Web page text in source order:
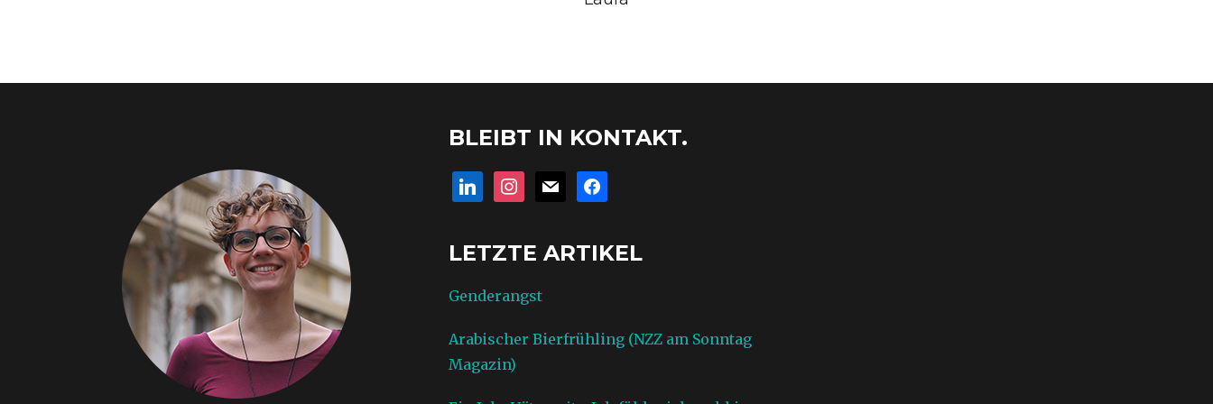
BLEIBT IN KONTAKT.
linkedininstagram
mail facebook
LETZTE ARTIKEL
Genderangst
Arabischer Bierfrühling (NZZ am Sonntag
Magazin)